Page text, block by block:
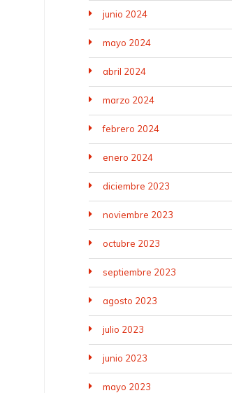
junio 2024
mayo 2024
abril 2024
marzo 2024
febrero 2024
enero 2024
diciembre 2023
noviembre 2023
octubre 2023
septiembre 2023
agosto 2023
julio 2023
junio 2023
mayo 2023